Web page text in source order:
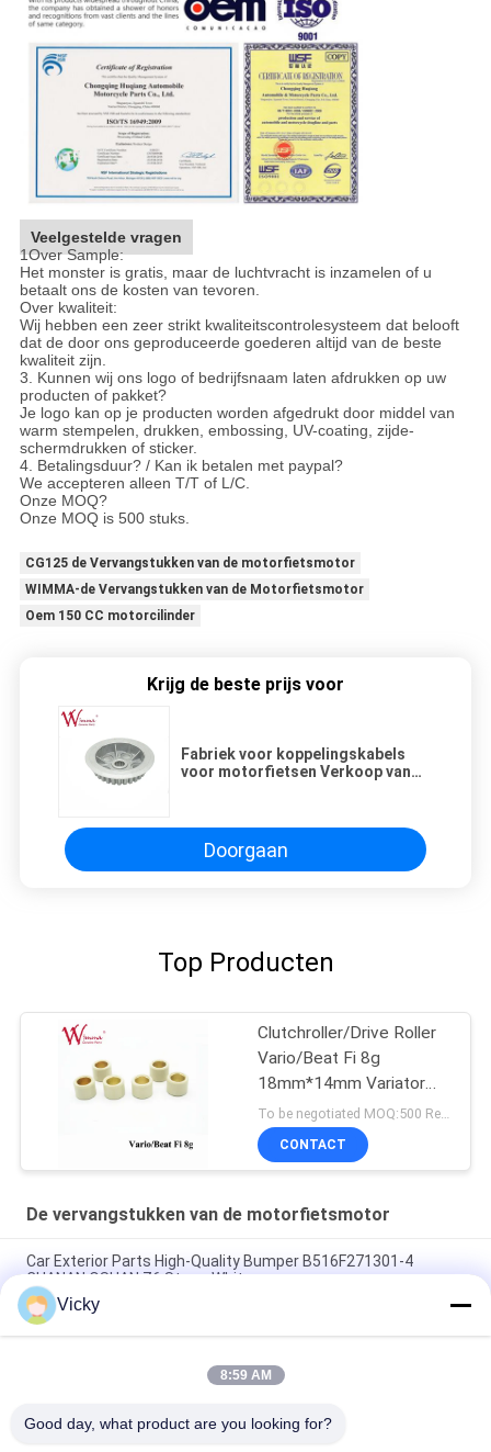
Veelgestelde vragen
1Over Sample:
Het monster is gratis, maar de luchtvracht is inzamelen of u
betaalt ons de kosten van tevoren.
Over kwaliteit:
Wij hebben een zeer strikt kwaliteitscontrolesysteem dat belooft
dat de door ons geproduceerde goederen altijd van de beste
kwaliteit zijn.
3. Kunnen wij ons logo of bedrijfsnaam laten afdrukken op uw
producten of pakket?
Je logo kan op je producten worden afgedrukt door middel van
warm stempelen, drukken, embossing, UV-coating, zijde-
schermdrukken of sticker.
4. Betalingsduur? / Kan ik betalen met paypal?
We accepteren alleen T/T of L/C.
Onze MOQ?
Onze MOQ is 500 stuks.
CG125 de Vervangstukken van de motorfietsmotor
WIMMA-de Vervangstukken van de Motorfietsmotor
Oem 150 CC motorcilinder
Krijg de beste prijs voor
Fabriek voor koppelingskabels
voor motorfietsen Verkoop van
Doorgaan
Top Producten
Clutchroller/Drive Roller
Vario/Beat Fi 8g
18mm*14mm Variator
Rubber & Alloy
To be negotiated MOQ:500 Reeksen
CONTACT
De vervangstukken van de motorfietsmotor
Car Exterior Parts High-Quality Bumper B516F271301-4
CHANAN OSHAN​ Z6 Starry White
Startmotor Honda EX5 Motorfiets motor onderdelen
goedkoop groothandel met hoge prestaties
Motorfietsversteker voor CPR8EAIX-9 China Leveranciers
Vicky
8:59 AM
Good day, what product are you looking for?